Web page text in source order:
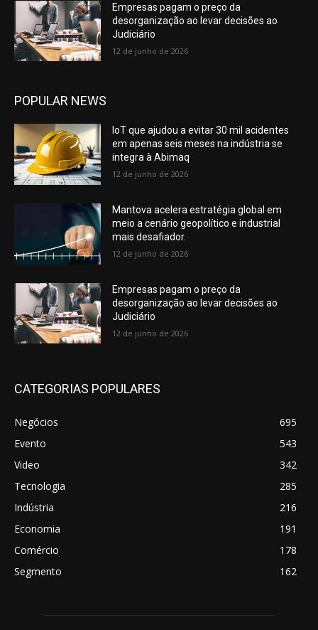
Empresas pagam o preço da
desorganização ao levar decisões ao
Judiciário
12 de junho de 2026
POPULAR NEWS
IoT que ajudou a evitar 30 mil acidentes
em apenas seis meses na indústria se
integra à Abimaq
12 de junho de 2026
Mantova acelera estratégia global em
meio a cenário geopolítico e industrial
mais desafiador.
12 de junho de 2026
Empresas pagam o preço da
desorganização ao levar decisões ao
Judiciário
12 de junho de 2026
CATEGORIAS POPULARES
Negócios
695
Evento
543
Video
342
Tecnologia
285
Indústria
216
Economia
191
Comércio
178
Segmento
162